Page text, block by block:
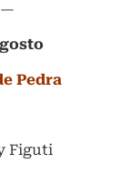
Pedra
Figuti